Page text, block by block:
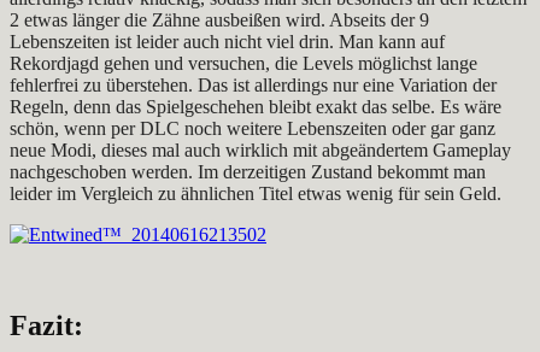
2 etwas länger die Zähne ausbeißen wird. Abseits der 9
Lebenszeiten ist leider auch nicht viel drin. Man kann auf
Rekordjagd gehen und versuchen, die Levels möglichst lange
fehlerfrei zu überstehen. Das ist allerdings nur eine Variation der
Regeln, denn das Spielgeschehen bleibt exakt das selbe. Es wäre
schön, wenn per DLC noch weitere Lebenszeiten oder gar ganz
neue Modi, dieses mal auch wirklich mit abgeändertem Gameplay
nachgeschoben werden. Im derzeitigen Zustand bekommt man
leider im Vergleich zu ähnlichen Titel etwas wenig für sein Geld.
Fazit: